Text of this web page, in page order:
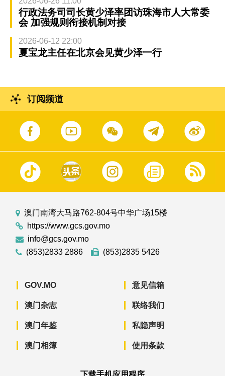
行政法务司司长黄少泽率团访珠海市人大常委
会 加强规则衔接机制对接
2026-06-12 22:00
夏宝龙主任在北京会见黄少泽一行
订阅频道
澳门南湾大马路762-804号中华广场15楼
https://www.gcs.gov.mo
info@gcs.gov.mo
(853)2833 2886
(853)2835 5426
GOV.MO
澳门杂志
澳门年鉴
澳门相簿
意见信箱
联络我们
私隐声明
使用条款
下载手机应用程序